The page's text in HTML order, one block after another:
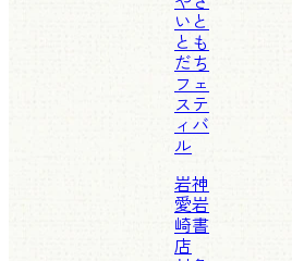
いと
とも
だち
フェ
ステ
ィバ
ル
岩神
愛岩
崎書
店